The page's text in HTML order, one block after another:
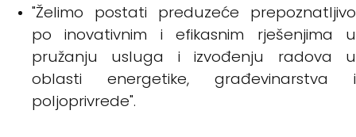
"Želimo postati preduzeće prepoznatljivo
po inovativnim i efikasnim rješenjima u
pružanju usluga i izvođenju radova u
oblasti energetike, građevinarstva i
poljoprivrede".